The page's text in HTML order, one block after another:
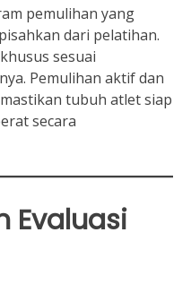
pemulihan yang
dari pelatihan.
sesuai
Pemulihan aktif dan
tubuh atlet siap
secara
Evaluasi